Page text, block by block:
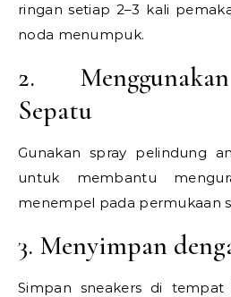
ringan setiap 2–3 kali
noda menumpuk.
2.
Sepatu
Gunakan spray pelindung
untuk membantu
menempel pada permukaan
3. Menyimpan
Simpan sneakers di